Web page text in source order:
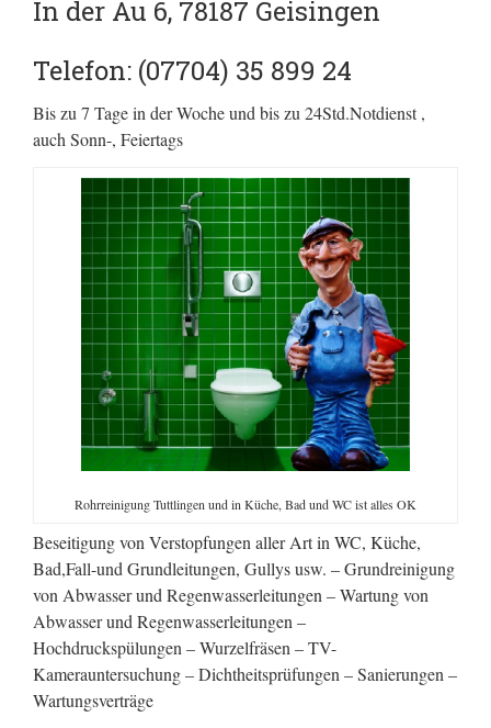
In der Au 6, 78187 Geisingen
Telefon: (07704) 35 899 24
Bis zu 7 Tage in der Woche und bis zu 24Std.Notdienst ,
auch Sonn-, Feiertags
Rohrreinigung Tuttlingen und in Küche, Bad und WC ist alles OK
Beseitigung von Verstopfungen aller Art in WC, Küche,
Bad,Fall-und Grundleitungen, Gullys usw. – Grundreinigung
von Abwasser und Regenwasserleitungen – Wartung von
Abwasser und Regenwasserleitungen –
Hochdruckspülungen – Wurzelfräsen – TV-
Kamerauntersuchung – Dichtheitsprüfungen – Sanierungen –
Wartungsverträge